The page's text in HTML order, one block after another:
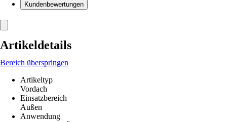
Kundenbewertungen
Artikeldetails
Bereich überspringen
Artikeltyp
Vordach
Einsatzbereich
Außen
Anwendung